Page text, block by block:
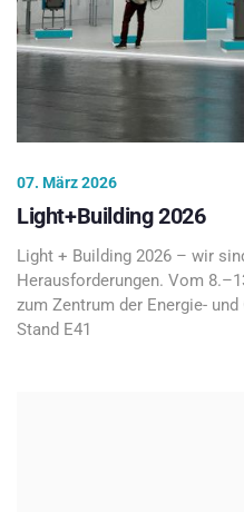
07. März 2026
Light+Building 2026
Light + Building 2026 – wir
Herausforderungen. Vom
zum Zentrum der Energie-
Stand E41